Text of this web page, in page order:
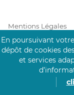
Mentions Légales
Prérequis
En poursuivant
dépôt de cookies
et services